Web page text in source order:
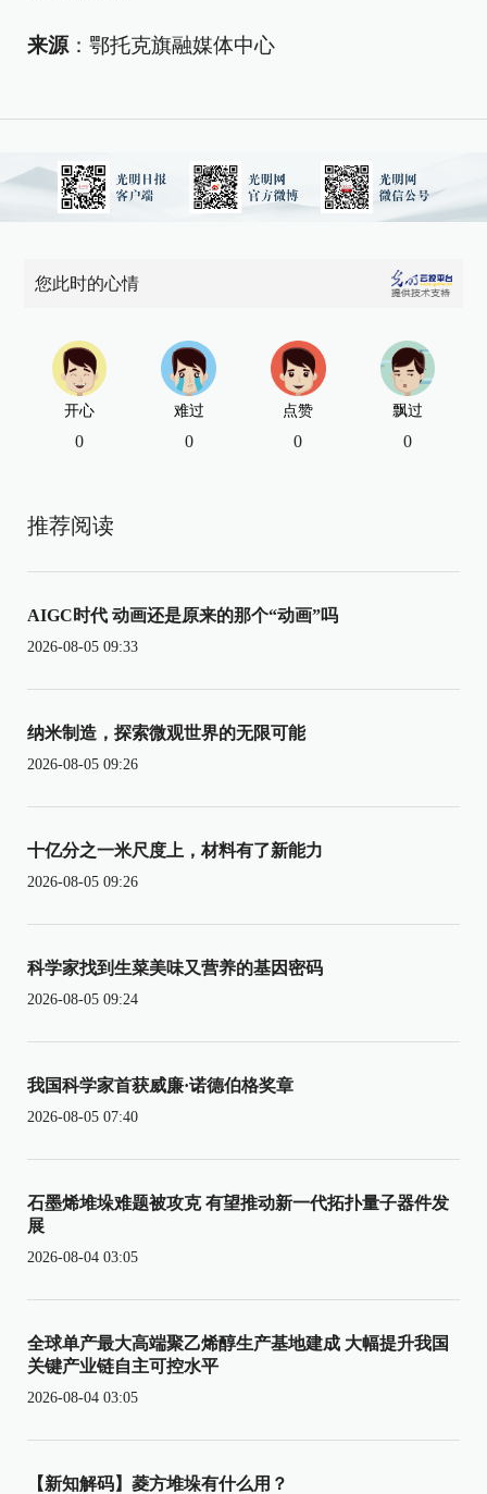
来源：鄂托克旗融媒体中心
您此时的心情
开心
0
难过
0
点赞
0
飘过
0
推荐阅读
AIGC时代 动画还是原来的那个“动画”吗
2026-08-05 09:33
纳米制造，探索微观世界的无限可能
2026-08-05 09:26
十亿分之一米尺度上，材料有了新能力
2026-08-05 09:26
科学家找到生菜美味又营养的基因密码
2026-08-05 09:24
我国科学家首获威廉·诺德伯格奖章
2026-08-05 07:40
石墨烯堆垛难题被攻克 有望推动新一代拓扑量子器件发
展
2026-08-04 03:05
全球单产最大高端聚乙烯醇生产基地建成 大幅提升我国
关键产业链自主可控水平
2026-08-04 03:05
【新知解码】菱方堆垛有什么用？